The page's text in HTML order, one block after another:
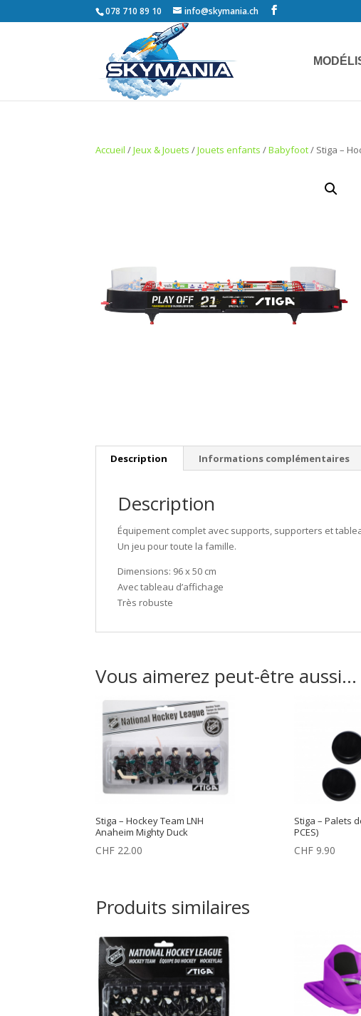
078 710 89 10 info@skymania.ch
Accueil /Jeux & Jouets /Jouets enfants /Babyfoot/ Stiga –
Description Informations complémentaires
Description
Équipement complet avec supports, supporters et
Un jeu pour toute la famille.
Dimensions: 96 x 50 cm
Avec tableau d’affichage
Très robuste
Vous aimerez peut-être aussi…
Stiga – Hockey Team LNH
Anaheim Mighty Duck
CHF 22.00
Stiga – Palets
PCES)
CHF9.90
Produits similaires